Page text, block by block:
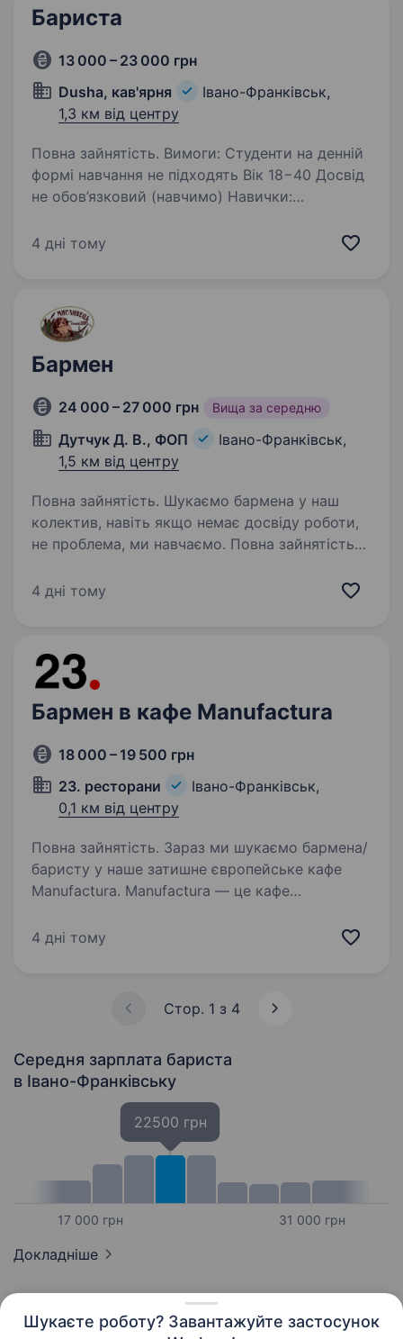
Шукаєте роботу? Завантажуйте застосунок
Бариста
13 000 – 23 000 грн
Dusha, кав'ярня
Івано-Франківськ,
1,3 км від центру
Повна зайнятість. Вимоги: Студенти на денній
формі навчання не підходять Вік 18−40 Досвід
не обов’язковий (навчимо) Навички:
пунктуальність привітність доброзичливість
4 дні тому
Бармен
24 000 – 27 000 грн Вища за середню
Дутчук Д. В., ФОП
Івано-Франківськ,
1,5 км від центру
Повна зайнятість. Шукаємо бармена у наш
колектив, навіть якщо немає досвіду роботи,
не проблема, ми навчаємо. Повна зайнятість
напоїв контроль залишків замовлення товару
4 дні тому
Бармен в кафе Manufactura
18 000 – 19 500 грн
23. ресторани
Івано-Франківськ,
0,1 км від центру
Повна зайнятість. Зараз ми шукаємо бармена/
баристу у наше затишне європейське кафе
Manufactura. Manufactura — це кафе
До нас приходять за ароматною кавою,
4 дні тому
Стор. 1 з 4
Середня зарплата бариста
в Івано-Франківську
17 000 грн
22500 грн
31 000 грн
Докладніше